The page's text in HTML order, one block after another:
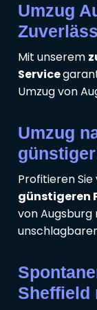
Umzug
Mit unserem
Service
Umzug von
Umzug
Profitieren Sie
günstigeren
von Augsburg
Sheffield